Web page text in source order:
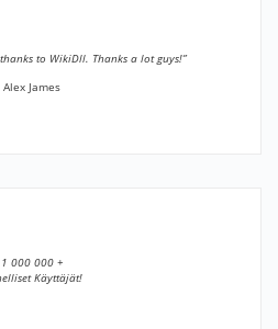
to WikiDll. Thanks a lot guys!”
Alex James
1 000 000 +
Käyttäjät!